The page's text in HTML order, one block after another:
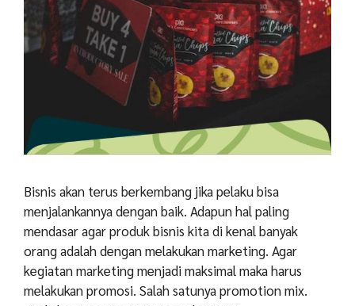
Bisnis akan terus berkembang jika pelaku bisa
menjalankannya dengan baik. Adapun hal paling
mendasar agar produk bisnis kita di kenal banyak
orang adalah dengan melakukan marketing. Agar
kegiatan marketing menjadi maksimal maka harus
melakukan promosi. Salah satunya promotion mix.